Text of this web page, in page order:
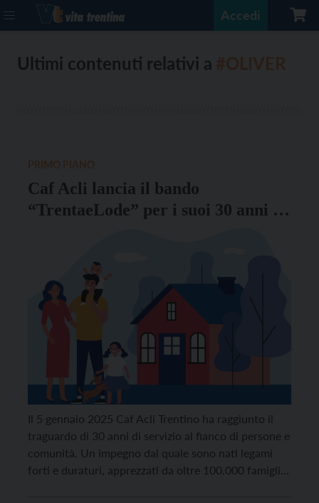
Accedi
Ultimi contenuti relativi a
Caf Acli lancia il bando
“TrentaeLode” per i suoi 30 anni di
Il 5 gennaio 2025 Caf Acli Trentino ha raggiunto il
traguardo di 30 anni di servizio al fianco di persone e
comunità. Un impegno dal quale sono nati legami
forti e duraturi, apprezzati da oltre 100.000 famiglie